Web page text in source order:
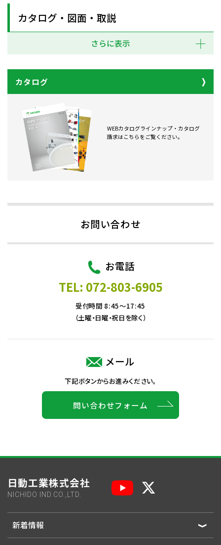
カタログ・図面・取説
さらに表示
カタログ
WEBカタログラインナップ・カタログ
請求はこちらをご覧ください。
お問い合わせ
お電話
TEL: 072-803-6905
受付時間 8:45～17:45
（土曜・日曜・祝日を除く）
メール
下記ボタンからお進みください。
問い合わせフォーム
日動工業株式会社
NICHIDO IND.CO.,LTD.
新着情報